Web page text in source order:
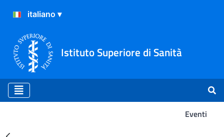
Istituto Superiore di Sanità
Eventi